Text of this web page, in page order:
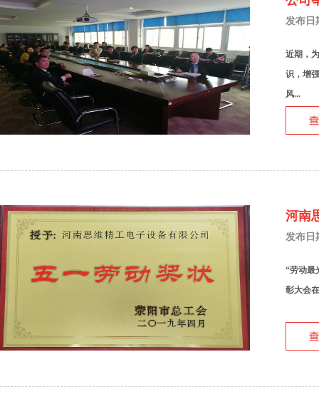
发布日
近期，
识，增
风...
河南
发布日
“劳动最
彰大会